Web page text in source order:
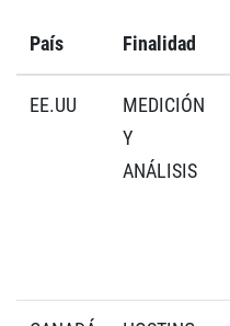
País Finalidad
EE.UU
MEDICIÓN
Y
ANÁLISIS